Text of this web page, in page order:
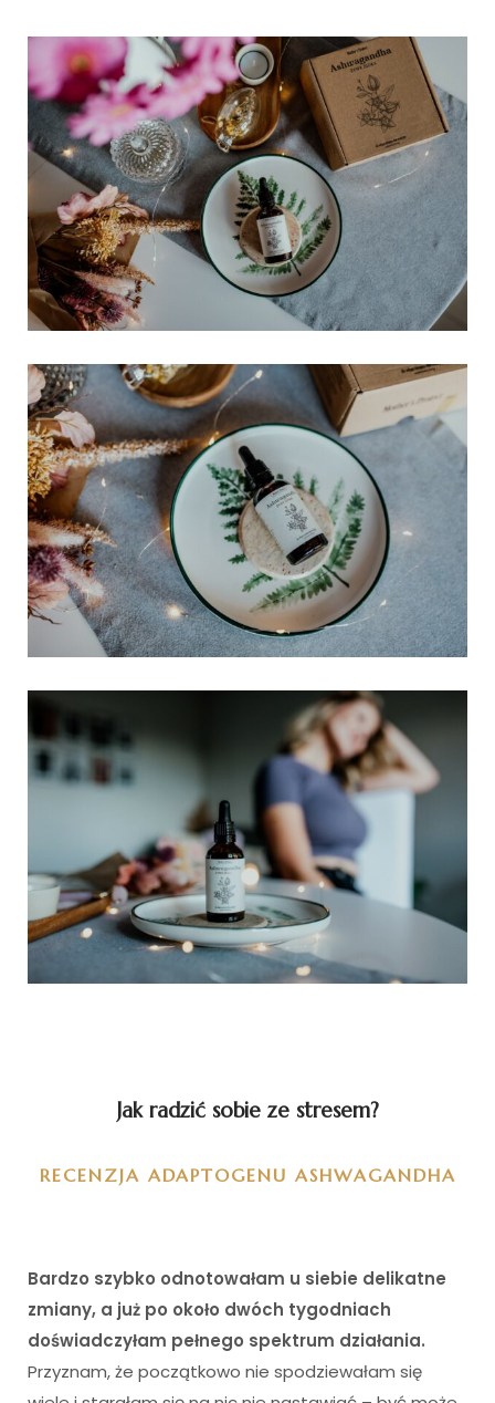
Jak radzić sobie ze stresem?
RECENZJA ADAPTOGENU ASHWAGANDHA
Bardzo szybko odnotowałam u siebie delikatne
zmiany, a już po około dwóch tygodniach
doświadczyłam pełnego spektrum działania.
Przyznam, że początkowo nie spodziewałam się